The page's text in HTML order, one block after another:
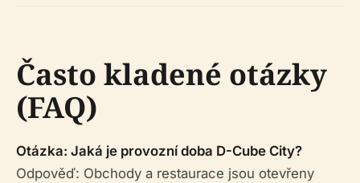
Často kladené otázky
(FAQ)
Otázka: Jaká je provozní doba D-Cube City?
Odpověď: Obchody a restaurace jsou otevřeny